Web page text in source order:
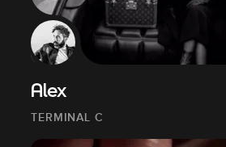
Alex
TERMINAL C